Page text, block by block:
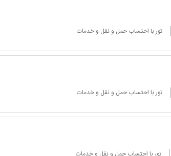
تور با احتساب حمل و نقل و خدمات
تور با احتساب حمل و نقل و خدمات
تور با احتساب حمل و نقل و خدمات